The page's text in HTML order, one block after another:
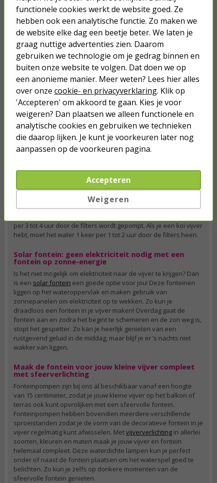
Een fontein kiezen voor jouw vijver
Bij het kopen van een fonteinpomp is het belangrijk om rekening
te houden met de sproeihoogte, de opvoerhoogte en de
capaciteit van de pomp. Met de sproeihoogte bedoelen we de
afstand die de fontein omhoog spuit. Deze hoogte varieert bij
de fonteinpompen in ons assortiment tussen een spuithoogte
van 15 centimeter tot wel 275 centimeter. Vaak zijn
fonteinpompen voorzien van een uitschuifbare telescooppijp,
waardoor je de fontein groter of kleiner kunt maken. De
opvoerhoogte is de hoogte waarover een fonteinpomp het
water uit jouw vijver kan oppompen. Als je jouw fontein in een
vijver van 1 meter diep plaatst, geeft een fonteinpomp met een
opvoerhoogte van 2 meter dus een fontein van 1 meter hoog.
De juiste capaciteit voor een kleine fonteinpomp
De capaciteit van de fonteinpomp speelt een belangrijke rol
capaciteit heeft voor jouw vijver, stroomt er te weinig water door
de filters. Hierdoor wordt het vijverwater troebel en vies. Aan de
andere kant zorgt een pomp met te hoge capaciteit voor hoge
energiekosten. Om jouw benodigde capaciteit te berekenen
moet je eerst weten wat de inhoud van jouw vijver is. De ideale
per 3 tot 4 uur door de filters wordt gepompt. Als je een koi vijver
hebt, moet het water 1 keer per 1 tot 2 uur door de filters heen.
Solar fontein: geen elektriciteit nodig met een
fontein op zonne-energie
Is het niet mogelijk om elektriciteit naar de vijver te krijgen? Dan
is een solar fontein een goede optie voor jou! Deze fonteinen
liggen op het wateroppervlak en maken gebruik van
zonnepanelen om elektriciteit op te wekken. Zo kun je
draadloos een fontein in je vijver maken! Overdag gaat de
fontein aan en zodra het begint te schemeren en de zon weg is,
stopt het gespetter. Zo kan je heerlijk genieten van een
rustgevend geluid in de middag, maar blijf je er ’s nachts niet
wakker van liggen.
Maak de fontein voor jouw kleine vijver compleet
met sfeerverlichting
Fonteinpompen zijn bij ons al beschikbaar vanaf een hoogte
van 15 centimeter, zodat je jouw kleine vijver op het balkon of
terras ook kunt opvrolijken met een sfeervolle fontein.
Fonteinpompen hebben bovendien meerdere verschillende
sproeistanden zodat je de vorm van de decoratieve fontein in je
vijver regelmatig kunt afwisselen. Metvijververlichting in allerlei
soorten, kleuren en maten maak je jouw vijver en fontein
helemaal compleet. Deze waterdichte lampen kun je perfect
onder of naast de fontein plaatsen om het waterspel goed te
belichten. Zo kun je zelfs op donkere momenten van de
sfeervolle fontein genieten.
functionele cookies werkt de website goed. Ze
hebben ook een analytische functie. Zo maken we
de website elke dag een beetje beter. We laten je
graag nuttige advertenties zien. Daarom
gebruiken we technologie om je gedrag binnen en
buiten onze website te volgen. Dat doen we op
een anonieme manier. Meer weten? Lees hier alles
over onze cookie- en privacyverklaring. Klik op
'Accepteren' om akkoord te gaan. Kies je voor
weigeren? Dan plaatsen we alleen functionele en
analytische cookies en gebruiken we technieken
die daarop lijken. Je kunt je voorkeuren later nog
aanpassen op de voorkeuren pagina.
Accepteren
Weigeren